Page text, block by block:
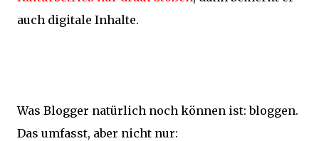
auch digitale Inhalte.
Was Blogger natürlich noch können ist: bloggen.
Das umfasst, aber nicht nur: